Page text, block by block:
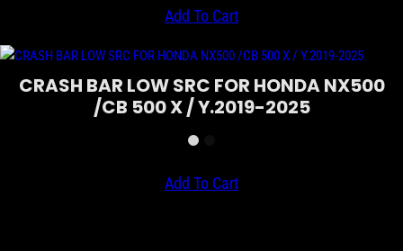
Add To Cart
CRASH BAR LOW SRC FOR HONDA NX500
/CB 500 X / Y.2019-2025
Add To Cart